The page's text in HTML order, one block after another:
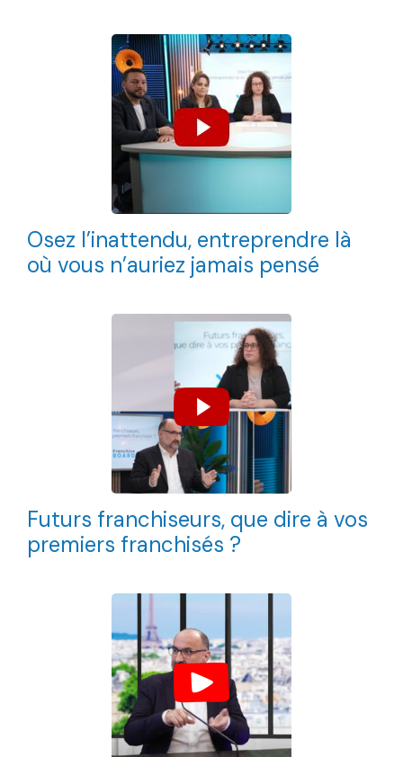
Osez l’inattendu, entreprendre là
où vous n’auriez jamais pensé
Futurs franchiseurs, que dire à vos
premiers franchisés ?